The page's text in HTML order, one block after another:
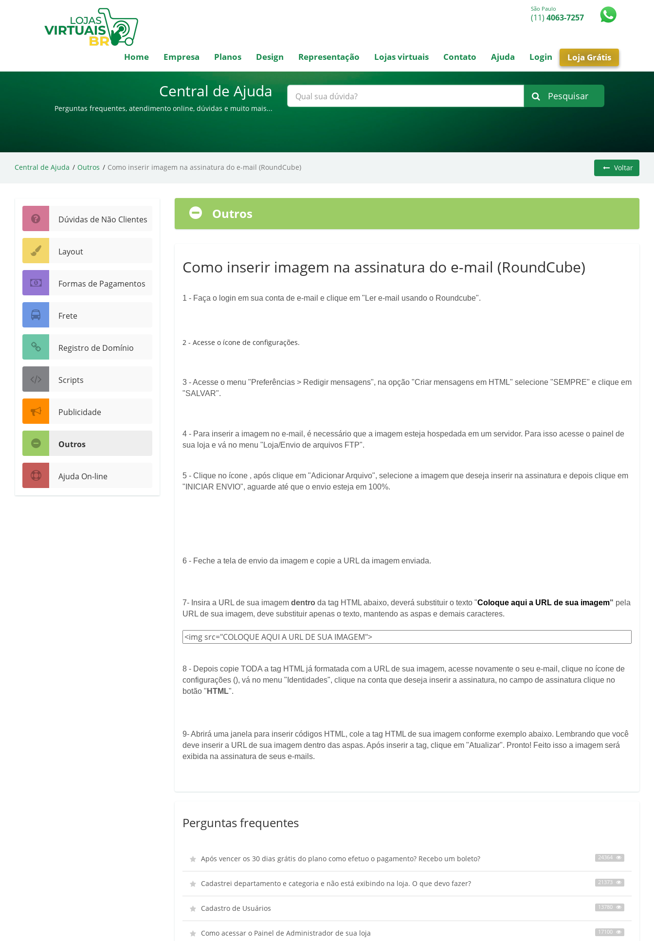
São Paulo
(11) 4063-7257
Home Empresa Planos Design Representação Lojas virtuais Contato Ajuda Login Loja Grátis
Central de Ajuda
Perguntas frequentes, atendimento online, dúvidas e muito mais...
Pesquisar
Central de Ajuda Outros Como inserir imagem na assinatura do e-mail (RoundCube) Voltar
Dúvidas de Não Clientes
Layout
Formas de Pagamentos
Frete
Registro de Domínio
Scripts
Publicidade
Outros
Ajuda On-line
Outros
Como inserir imagem na assinatura do e-mail (RoundCube)
1 - Faça o login em sua conta de e-mail e clique em "Ler e-mail usando o Roundcube".
2 - Acesse o ícone de configurações.
3 - Acesse o menu "Preferências > Redigir mensagens", na opção "Criar mensagens em HTML" selecione "SEMPRE" e clique em
"SALVAR".
4 - Para inserir a imagem no e-mail, é necessário que a imagem esteja hospedada em um servidor. Para isso acesse o painel de
sua loja e vá no menu "Loja/Envio de arquivos FTP".
5 - Clique no ícone , após clique em "Adicionar Arquivo", selecione a imagem que deseja inserir na assinatura e depois clique em
"INICIAR ENVIO", aguarde até que o envio esteja em 100%.
6 - Feche a tela de envio da imagem e copie a URL da imagem enviada.
7- Insira a URL de sua imagem dentro da tag HTML abaixo, deverá substituir o texto "Coloque aqui a URL de sua imagem" pela
URL de sua imagem, deve substituir apenas o texto, mantendo as aspas e demais caracteres.
8 - Depois copie TODA a tag HTML já formatada com a URL de sua imagem, acesse novamente o seu e-mail, clique no ícone de
configurações (), vá no menu "Identidades", clique na conta que deseja inserir a assinatura, no campo de assinatura clique no
botão " HTML".
9- Abrirá uma janela para inserir códigos HTML, cole a tag HTML de sua imagem conforme exemplo abaixo. Lembrando que você
deve inserir a URL de sua imagem dentro das aspas. Após inserir a tag, clique em "Atualizar". Pronto! Feito isso a imagem será
exibida na assinatura de seus e-mails.
Perguntas frequentes
Após vencer os 30 dias grátis do plano como efetuo o pagamento? Recebo um boleto? 24364
Cadastrei departamento e categoria e não está exibindo na loja. O que devo fazer? 21373
Cadastro de Usuários 13780
Como acessar o Painel de Administrador de sua loja 17100